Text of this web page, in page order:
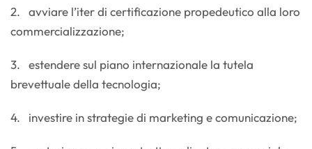
2. avviare l’iter di certificazione propedeutico alla loro
commercializzazione;
3. estendere sul piano internazionale la tutela
brevettuale della tecnologia;
4. investire in strategie di marketing e comunicazione;